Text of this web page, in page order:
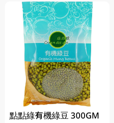
點點綠有機綠豆 300GM